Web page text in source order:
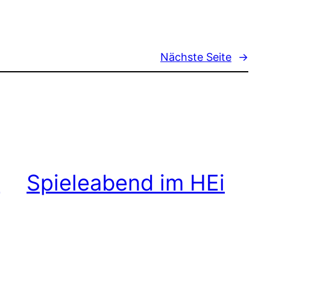
Nächste Seite →
Spieleabend im HEi